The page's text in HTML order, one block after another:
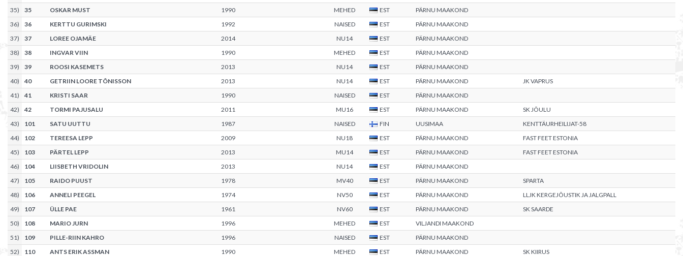
35) 35 OSKAR MUST 1990 MEHED EST
PÄRNU MAAKOND
36) 36 KERTTU GURIMSKI 1992 NAISED EST
PÄRNU MAAKOND
37) 37 LOREE OJAMÄE 2014 NU14 EST
PÄRNU MAAKOND
38) 38 INGVAR VIIN 1990 MEHED EST
PÄRNU MAAKOND
39) 39 ROOSI KASEMETS 2013 NU14 EST
PÄRNU MAAKOND
40) 40 GETRIIN LOORE TÕNISSON 2013 NU14 EST PÄRNU MAAKOND
JK VAPRUS
41) 41 KRISTI SAAR 1990 NAISED EST
PÄRNU MAAKOND
42) 42 TORMI PAJUSALU 2011 MU16 EST PÄRNU MAAKOND
SK JÕULU
43) 101 SATU UUTTU 1987 NAISED FIN UUSIMAA
KENTTÄURHEILIJAT-58
44) 102 TEREESA LEPP 2009 NU18 EST PÄRNU MAAKOND
FAST FEET ESTONIA
45) 103 PÄRTEL LEPP 2013 MU14 EST PÄRNU MAAKOND
FAST FEET ESTONIA
46) 104 LIISBETH VRIDOLIN 2013 NU14 EST
PÄRNU MAAKOND
47) 105 RAIDO PUUST 1978 MV40 EST PÄRNU MAAKOND
SPARTA
48) 106 ANNELI PEEGEL 1974 NV50 EST PÄRNU MAAKOND
LLJK KERGEJÕUSTIK JA JALGPALL
49) 107 ÜLLE PAE 1961 NV60 EST PÄRNU MAAKOND
SK SAARDE
50) 108 MARIO JURN 1996 MEHED EST
VILJANDI MAAKOND
51) 109 PILLE-RIIN KAHRO 1996 NAISED EST
PÄRNU MAAKOND
52) 110 ANTS ERIK ASSMAN 1990 MEHED EST PÄRNU MAAKOND
SK KIIRUS